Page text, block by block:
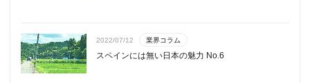
2022/07/12 業界コラム
スペインには無い日本の魅力 No.6